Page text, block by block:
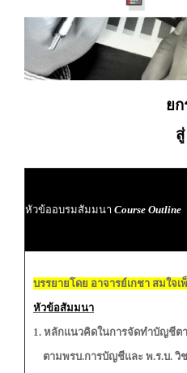
ย
หัวข้ออบรมสัมมนา Course Outline
บรรยายโดย อาจารย์เกชา สมใจเ
หัวข้อสัมมนา
1. หลักแนวคิดในการจัดทำบัญชีต
ตามพรบ.การบัญชีและ พ.ร.บ.